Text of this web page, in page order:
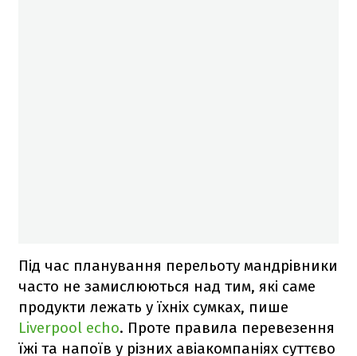
Під час планування перельоту мандрівники
часто не замислюються над тим, які саме
продукти лежать у їхніх сумках, пише
Liverpool echo. Проте правила перевезення
їжі та напоїв у різних авіакомпаніях суттєво